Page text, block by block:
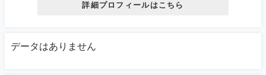
詳細プロフィールはこちら
データはありません